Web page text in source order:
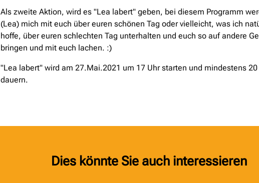
Als zweite Aktion, wird es "Lea labert" geben, bei diesem Programm
(Lea) mich mit euch über euren schönen Tag oder vielleicht, was ich
hoffe, über euren schlechten Tag unterhalten und euch so auf andere
bringen und mit euch lachen. :)
"Lea labert" wird am 27.Mai.2021 um 17 Uhr starten und mindestens
dauern.
Dies könnte Sie auch interessieren